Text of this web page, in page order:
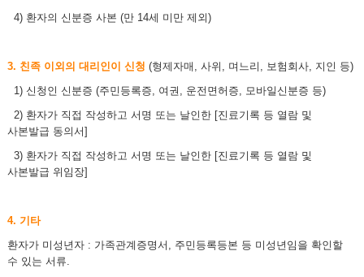
4) 환자의 신분증 사본 (만 14세 미만 제외)
3. 친족 이외의 대리인이 신청 (형제자매, 사위, 며느리, 보험회사, 지인 등)
1) 신청인 신분증 (주민등록증, 여권, 운전면허증, 모바일신분증 등)
2) 환자가 직접 작성하고 서명 또는 날인한 [진료기록 등 열람 및
사본발급 동의서]
3) 환자가 직접 작성하고 서명 또는 날인한 [진료기록 등 열람 및
사본발급 위임장]
4. 기타
환자가 미성년자 : 가족관계증명서, 주민등록등본 등 미성년임을 확인할
수 있는 서류.